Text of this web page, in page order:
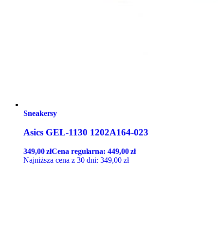
Sneakersy
Asics GEL-1130 1202A164-023
349,00złCena regularna:449,00zł
Najniższa cena z 30 dni: 349,00 zł